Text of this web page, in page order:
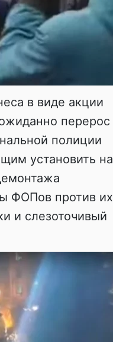
в виде акции
перерос
полиции
установить на
ФОПов против их
и слезоточивый